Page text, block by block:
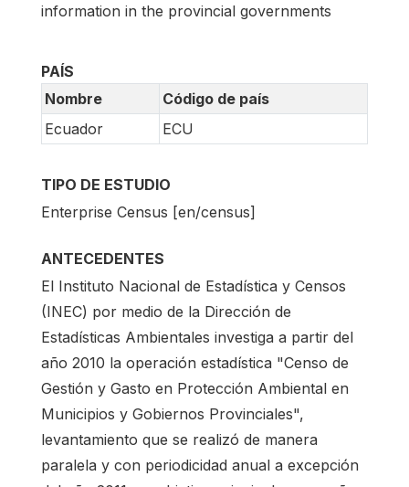
information in the provincial governments
PAÍS
Nombre
Código de país
Ecuador
ECU
TIPO DE ESTUDIO
Enterprise Census [en/census]
ANTECEDENTES
El Instituto Nacional de Estadística y Censos
(INEC) por medio de la Dirección de
Estadísticas Ambientales investiga a partir del
año 2010 la operación estadística "Censo de
Gestión y Gasto en Protección Ambiental en
Municipios y Gobiernos Provinciales",
levantamiento que se realizó de manera
paralela y con periodicidad anual a excepción